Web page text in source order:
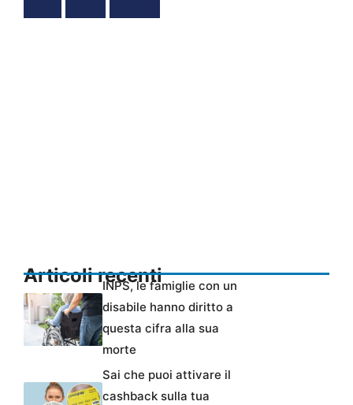
Articoli recentiINPS, le famiglie con un
disabile hanno diritto a
questa cifra alla sua
morte
Sai che puoi attivare il
cashback sulla tua